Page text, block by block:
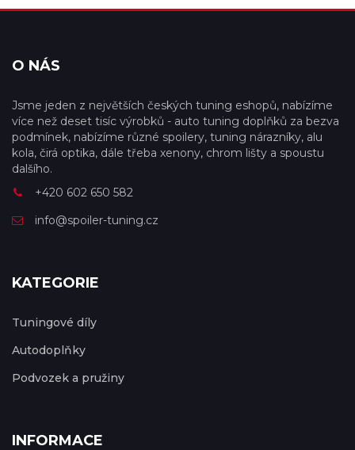
O NÁS
Jsme jeden z největších českých tuning eshopů, nabízíme
více než deset tisíc výrobků - auto tuning doplňků za bezva
podmínek, nabízíme různé spoilery, tuning nárazníky, alu
kola, čirá optika, dále třeba xenony, chrom lišty a spoustu
dalšího.
+420 602 650 582
info@spoiler-tuning.cz
KATEGORIE
Tuningové díly
Autodoplňky
Podvozek a pružiny
INFORMACE